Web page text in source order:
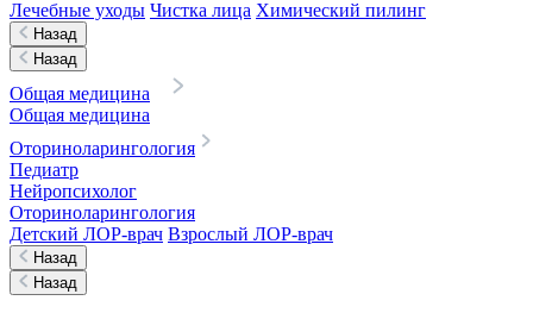
Лечебные уходы Чистка лица Химический пилинг
Назад
Назад
Общая медицина
Общая медицина
Оториноларингология
Педиатр
Нейропсихолог
Оториноларингология
Детский ЛОР-врач Взрослый ЛОР-врач
Назад
Назад